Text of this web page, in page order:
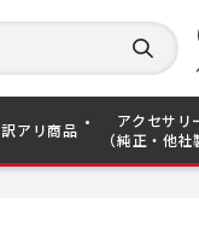
か
ら
検
索
す
る
訳アリ商品
アクセサリ
（純正・他社